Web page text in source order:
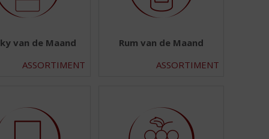
van de Maand
ASSORTIMENT
Rum van de Maand
ASSORTIMENT